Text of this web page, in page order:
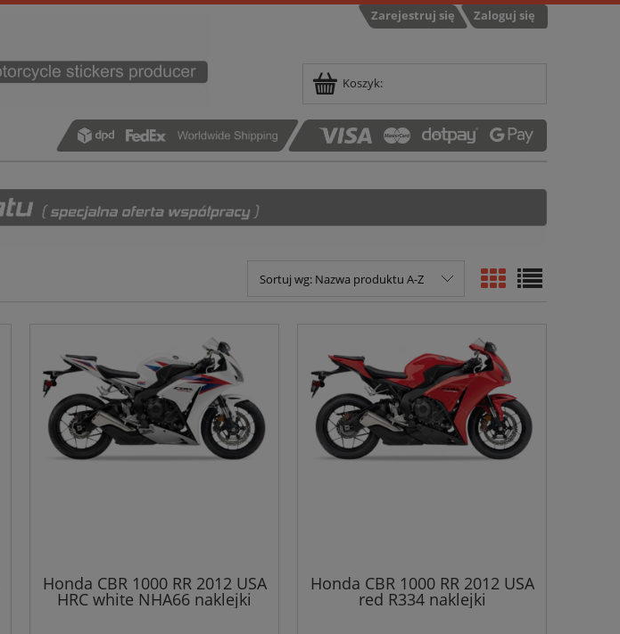
Zarejestruj się Zaloguj się
Koszyk:
Sortuj wg: Nazwa produktu A-Z
Honda CBR 1000 RR 2012 USA
HRC white NHA66 naklejki
Honda CBR 1000 RR 2012 USA
red R334 naklejki